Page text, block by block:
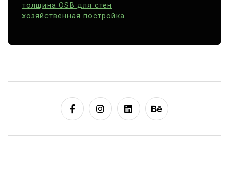
толщина OSB для стен
хозяйственная постройка